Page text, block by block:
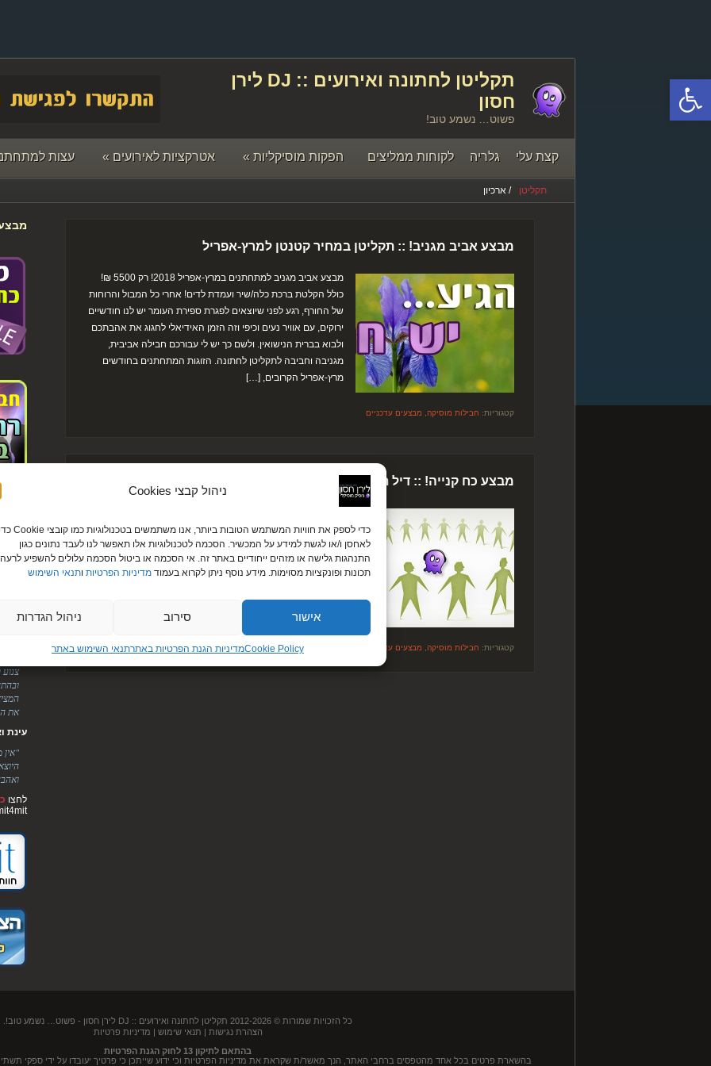
פתח סרגל נגישות
ניהול קבצי Cookies
כדי לספק את חוויות המשתמש הטובות ביותר, אנו משתמשים בטכנולוגיות כמו קובצי Cookie כדי
לאחסן ו/או לגשת למידע על המכשיר. הסכמה לטכנולוגיות אלו תאפשר לנו לעבד נתונים כגון
התנהגות גלישה או מזהים ייחודיים באתר זה. אי הסכמה או ביטול הסכמה עלולים להשפיע
תכונות ופונקציות מסוימות. מידע נוסף ניתן לקרוא בעמודמדיניות הפרטיות ותנאי השימוש
אישור סירוב ניהול הגדרות
Cookie Policyמדיניות הגנת הפרטיות באתר​תנאי השימוש באתר
תקליטן לחתונה ואירועים :: DJ לירן
חסון
פשוט… נשמע טוב!
קצת עלי גלריה לקוחות ממליצים הפקות מוסיקליות » אטרקציות לאירועים » עצות
יצירת קשר
תקליטן / ארכיון
מבצע אביב מגניב! :: תקליטן במחיר קטנטן למרץ-אפריל
מבצע אביב מגניב למתחתנים במרץ-אפריל 2018! רק 5500 ₪!
כולל הקלטת ברכת כלה/שיר ועמדת לדים! אחרי כל המבול והרוחות
של החורף, רגע לפני שיוצאים לפגרת ספירת העומר יש לנו חודשיים
ירוקים, עם אוויר נעים וכיפי וזה הזמן האידיאלי לחגוג את אהבתכם
ולבוא בברית הנישואין. ולשם כך יש לי עבורכם חבילה אביבית,
מגניבה וחביבה לתקליטן לחתונה. הזוגות המתחתנים בחודשים
מרץ-אפריל הקרובים, […]
קטגוריות: חבילות מוסיקה מבצעים עדכניים
מבצע כח קנייה! :: דיל תקליטן במחיר מוזל לקבוצות רכישה
4500 ₪! כולל עמדת לדים וברכת כלה במתנה! ברוח המחאות
החברתיות האופפות את המדינה, גם אני תורם את חלקי ונותן
לזוגות המתחתנים אלטרנטיבה מוזלת ואיכותית לתקליטן לחתונה.
כמיטב מסורת אתרי הדילים, גם אני מציע את שירותיי כתקליטן
להתחתן בתקופה הקרובה, מוזמנים להתאגד דרך פורומים, […]
קטגוריות: חבילות מוסיקה מבצעים עדכניים
עירית
על
הודיה
את
עינת
"אין
לחצו
כל הזכויות שמורות © 2012-2026 תקליטן לחתונה ואירועים :: DJ לירן חסון
- פשוט… נשמע טוב!.
הצהרת נגישות | תנאי שימוש | מדיניות פרטיות
בהתאם לתיקון 13 לחוק הגנת הפרטיות
בהשארת פרטים בכל אחד מהטפסים ברחבי האתר, הנך מאשר/ת שקראת את מדיניות הפרטיות וכי ידוע שייתכן כי פרטיך יעובדו על ידי ספקי